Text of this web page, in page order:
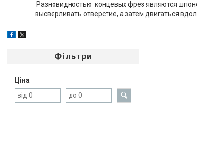
Разновидностью концевых фрез являются
высверливать отверстие, а затем двигаться
Фільтри
Ціна